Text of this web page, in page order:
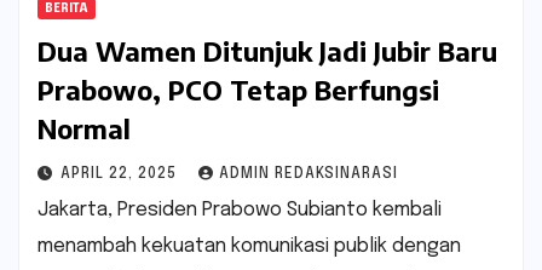
BERITA
Dua Wamen Ditunjuk Jadi Jubir Baru
Prabowo, PCO Tetap Berfungsi
Normal
APRIL 22, 2025 ADMIN REDAKSINARASI
Jakarta, Presiden Prabowo Subianto kembali
menambah kekuatan komunikasi publik dengan